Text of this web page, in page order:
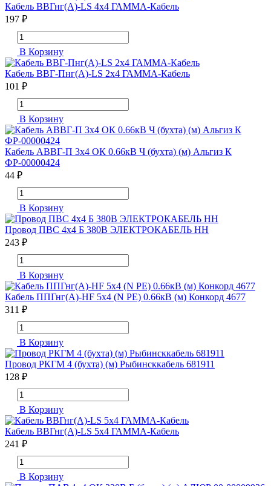
Кабель ВВГнг(А)-LS 4х4 ГАММА-Кабель
197 ₽
В Корзину
Кабель ВВГ-Пнг(А)-LS 2х4 ГАММА-Кабель
101 ₽
В Корзину
Кабель АВВГ-П 3х4 ОК 0.66кВ Ч (бухта) (м) Альгиз К
ФР-00000424
44 ₽
В Корзину
Провод ПВС 4х4 Б 380В ЭЛЕКТРОКАБЕЛЬ НН
243 ₽
В Корзину
Кабель ППГнг(А)-HF 5х4 (N PE) 0.66кВ (м) Конкорд 4677
311 ₽
В Корзину
Провод РКГМ 4 (бухта) (м) Рыбинсккабель 681911
128 ₽
В Корзину
Кабель ВВГнг(А)-LS 5х4 ГАММА-Кабель
241 ₽
В Корзину